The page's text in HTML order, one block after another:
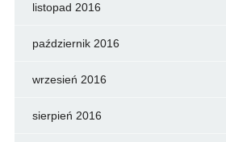
listopad 2016
październik 2016
wrzesień 2016
sierpień 2016